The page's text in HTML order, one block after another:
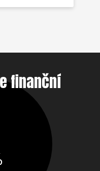
finanční